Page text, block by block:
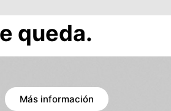
queda.
Más información